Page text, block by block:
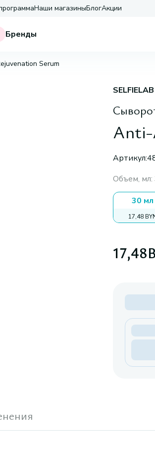
Наши магазиныБлогАкции
Бренды
Serum
SELFIELAB
Anti-
Артикул:
Объем, мл:
30 мл
17,48
17,48